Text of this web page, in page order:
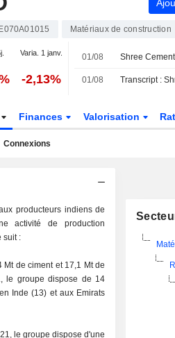
Matériaux de construction
Varia. 1 janv.
-2,13%
01/08
01/08
Finances Valorisation
Connexions
producteurs indiens de
activité de production
suit :
de ciment et 17,1 Mt de
le groupe dispose de 14
Inde (13) et aux Emirats
le groupe dispose d'une